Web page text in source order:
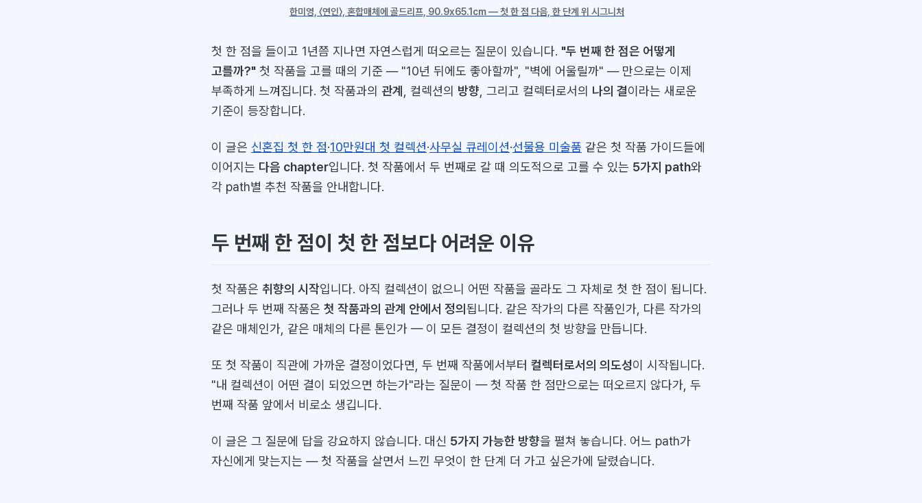
한미영, 〈연인〉, 혼합매체에 골드리프, 90.9x65.1cm — 첫 한 점 다음, 한 단계 위 시그니처
첫 한 점을 들이고 1년쯤 지나면 자연스럽게 떠오르는 질문이 있습니다. "두 번째 한 점은 어떻게
고를까?" 첫 작품을 고를 때의 기준 — "10년 뒤에도 좋아할까", "벽에 어울릴까" — 만으로는 이제
부족하게 느껴집니다. 첫 작품과의 관계 , 컬렉션의 방향 , 그리고 컬렉터로서의 나의 결이라는 새로운
기준이 등장합니다.
이 글은 신혼집 첫 한 점·10만원대 첫 컬렉션·사무실 큐레이션·선물용 미술품 같은 첫 작품 가이드들에
이어지는 다음 chapter입니다. 첫 작품에서 두 번째로 갈 때 의도적으로 고를 수 있는 5가지 path와
각 path별 추천 작품을 안내합니다.
두 번째 한 점이 첫 한 점보다 어려운 이유
첫 작품은 취향의 시작입니다. 아직 컬렉션이 없으니 어떤 작품을 골라도 그 자체로 첫 한 점이 됩니다.
그러나 두 번째 작품은 첫 작품과의 관계 안에서 정의됩니다. 같은 작가의 다른 작품인가, 다른 작가의
같은 매체인가, 같은 매체의 다른 톤인가 — 이 모든 결정이 컬렉션의 첫 방향을 만듭니다.
또 첫 작품이 직관에 가까운 결정이었다면, 두 번째 작품에서부터 컬렉터로서의 의도성이 시작됩니다.
"내 컬렉션이 어떤 결이 되었으면 하는가"라는 질문이 — 첫 작품 한 점만으로는 떠오르지 않다가, 두
번째 작품 앞에서 비로소 생깁니다.
이 글은 그 질문에 답을 강요하지 않습니다. 대신 5가지 가능한 방향을 펼쳐 놓습니다. 어느 path가
자신에게 맞는지는 — 첫 작품을 살면서 느낀 무엇이 한 단계 더 가고 싶은가에 달렸습니다.